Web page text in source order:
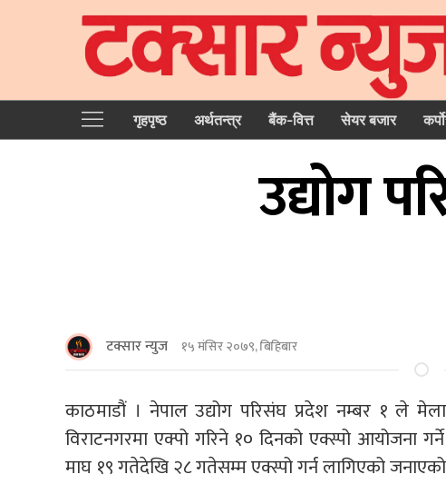
गृहपृष्‍ठ अर्थतन्त्र बैंक-वित्त सेयर बजार
उद्योग
टक्सार न्युज १५ मंसिर २०७९, बिहिबार
काठमाडौं । नेपाल उद्योग परिसंघ प्रदेश नम्बर १ ले
विराटनगरमा एक्पो गरिने १० दिनको एक्स्पो आयोजना
माघ १९ गतेदेखि २८ गतेसम्म एक्स्पो गर्न लागिएको